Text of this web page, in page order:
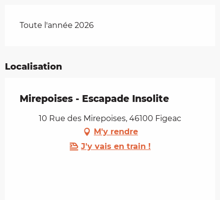
Toute l'année 2026
Localisation
Mirepoises - Escapade Insolite
10 Rue des Mirepoises, 46100 Figeac
M'y rendre
J'y vais en train !